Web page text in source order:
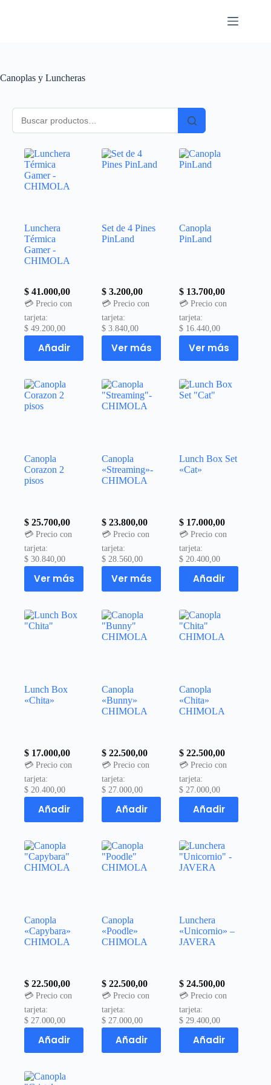
Canoplas y Luncheras
Lunchera
Térmica
Gamer -
CHIMOLA
$ 41.000,00
💳 Precio con
tarjeta:
$ 49.200,00
Añadir
Set de 4 Pines
PinLand
$ 3.200,00
💳 Precio con
tarjeta:
$ 3.840,00
Ver más
Canopla
PinLand
$ 13.700,00
💳 Precio con
tarjeta:
$ 16.440,00
Ver más
Canopla
Corazon 2
pisos
$ 25.700,00
💳 Precio con
tarjeta:
$ 30.840,00
Ver más
Canopla
«Streaming»-
CHIMOLA
$ 23.800,00
💳 Precio con
tarjeta:
$ 28.560,00
Ver más
Lunch Box Set
«Cat»
$ 17.000,00
💳 Precio con
tarjeta:
$ 20.400,00
Añadir
Lunch Box
«Chita»
$ 17.000,00
💳 Precio con
tarjeta:
$ 20.400,00
Añadir
Canopla
«Bunny»
CHIMOLA
$ 22.500,00
💳 Precio con
tarjeta:
$ 27.000,00
Añadir
Canopla
«Chita»
CHIMOLA
$ 22.500,00
💳 Precio con
tarjeta:
$ 27.000,00
Añadir
Canopla
«Capybara»
CHIMOLA
$ 22.500,00
💳 Precio con
tarjeta:
$ 27.000,00
Añadir
Canopla
«Poodle»
CHIMOLA
$ 22.500,00
💳 Precio con
tarjeta:
$ 27.000,00
Añadir
Lunchera
«Unicornio» –
JAVERA
$ 24.500,00
💳 Precio con
tarjeta:
$ 29.400,00
Añadir